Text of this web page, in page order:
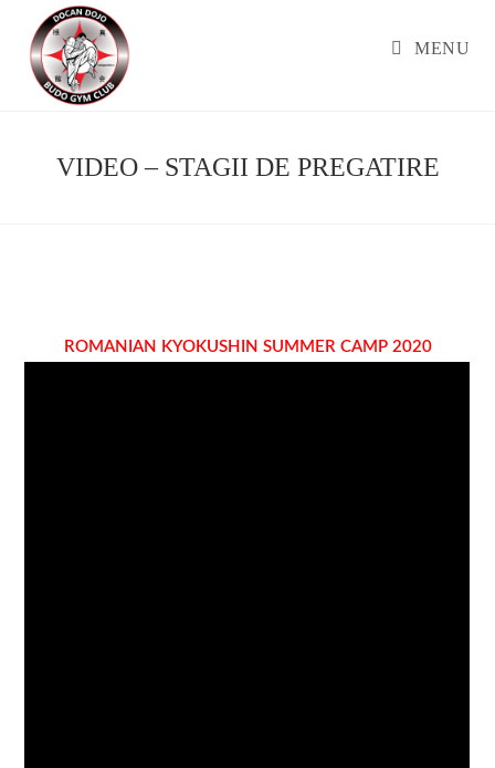
content
MENU
VIDEO – STAGII DE PREGATIRE
ROMANIAN KYOKUSHIN SUMMER CAMP 2020